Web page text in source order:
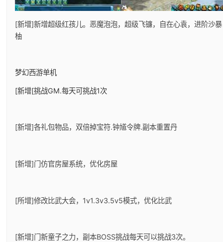
[新增]新增超级红孩儿。恶魔泡泡，超级飞镰，自在心袁，进阶沙
柚
梦幻西游单机
[新增[挑战GM.每天可挑战1次
[新增]各礼包物品，双倍掉宝符.钟馗令牌.副本重置丹
[新增]门仿官房屋系统，优化房屋
[所增]修改比武大会，1v1.3v3.5v5模式，优化比武
[新增]门新童子之力，副本BOSS挑战每天可以挑战3次。